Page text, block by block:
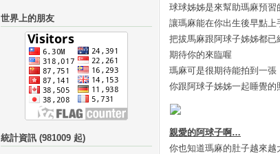
球球姊姊是來幫助瑪麻預習
讓瑪麻能在你出生後早點上
把拔馬麻跟阿球子姊姊都已
期待你的來臨喔
瑪麻可是很期待能拍到一張
你跟阿球子姊姊一起睡覺
親愛的阿球子啊…
你也知道瑪麻的肚子越來越
分
鍵
世界上的朋友
統計資訊 (981009 起)